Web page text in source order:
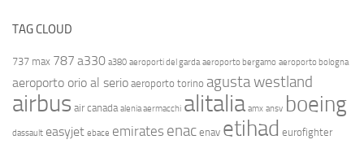
TAG CLOUD
737 max 787 a330 a380 aeroporti del garda aeroporto bergamo aeroporto bologna
aeroporto orio al serio aeroporto torino agusta westland
airbus air canada alenia aermacchi alitalia amx ansv boeing
dassault easyjet ebace emirates enac enav etihad eurofighter